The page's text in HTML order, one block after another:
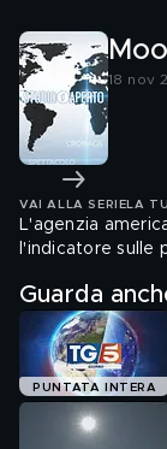
18 nov
VAI ALLA SERIE LA
L'agenzia
l'indicatore sulle
Guarda
PUNTATA INTERA